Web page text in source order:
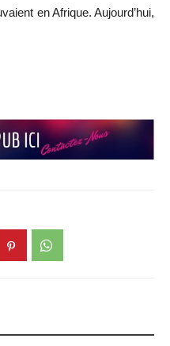
en Afrique. Aujourd’hui,